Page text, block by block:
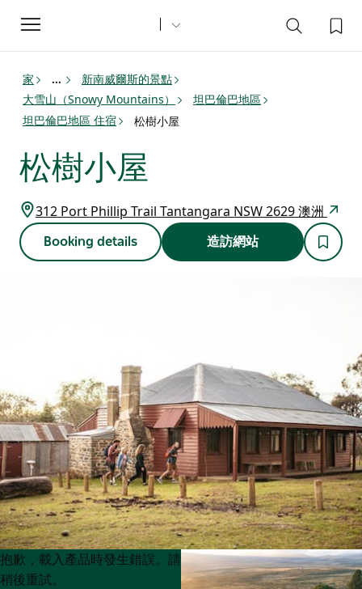
Toggle
navigation
家 ...
新南威爾斯的景點
大雪山（Snowy Mountains）
坦巴倫巴地區
坦巴倫巴地區 住宿
松樹小屋
松樹小屋
312 Port Phillip Trail Tantangara NSW 2629 澳洲
Booking details 造訪網站
Product
List
Product
List
抱歉，載入產品時發生錯誤。請
稍後重試。